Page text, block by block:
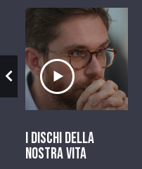
Ascolta il
I dischi della
nostra vita